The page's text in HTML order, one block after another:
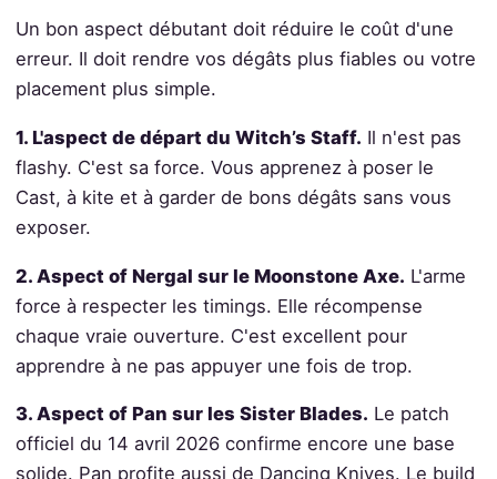
Un bon aspect débutant doit réduire le coût d'une
erreur. Il doit rendre vos dégâts plus fiables ou votre
placement plus simple.
1. L'aspect de départ du Witch’s Staff. Il n'est pas
flashy. C'est sa force. Vous apprenez à poser le
Cast, à kite et à garder de bons dégâts sans vous
exposer.
2. Aspect of Nergal sur le Moonstone Axe. L'arme
force à respecter les timings. Elle récompense
chaque vraie ouverture. C'est excellent pour
apprendre à ne pas appuyer une fois de trop.
3. Aspect of Pan sur les Sister Blades. Le patch
officiel du 14 avril 2026 confirme encore une base
solide. Pan profite aussi de Dancing Knives. Le build